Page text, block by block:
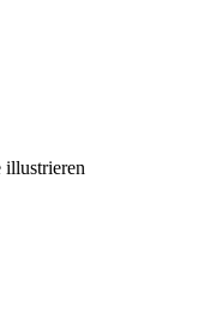
illustrieren